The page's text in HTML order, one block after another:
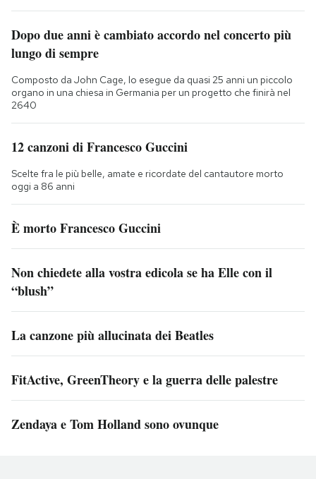
Dopo due anni è cambiato accordo nel concerto più
lungo di sempre
Composto da John Cage, lo esegue da quasi 25 anni un piccolo
organo in una chiesa in Germania per un progetto che finirà nel
2640
12 canzoni di Francesco Guccini
Scelte fra le più belle, amate e ricordate del cantautore morto
oggi a 86 anni
È morto Francesco Guccini
Non chiedete alla vostra edicola se ha Elle con il
“blush”
La canzone più allucinata dei Beatles
FitActive, GreenTheory e la guerra delle palestre
Zendaya e Tom Holland sono ovunque